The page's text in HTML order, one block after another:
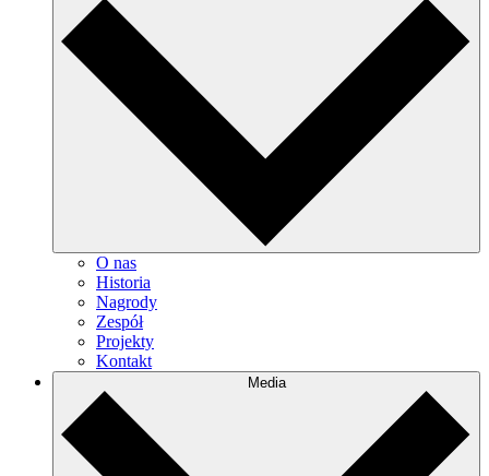
O nas
Historia
Nagrody
Zespół
Projekty
Kontakt
Media